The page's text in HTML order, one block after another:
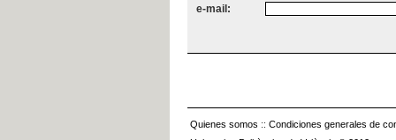
e-mail:
Quienes somos :: Condiciones generales de